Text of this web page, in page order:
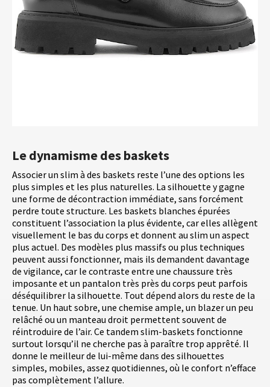
Le dynamisme des baskets
Associer un slim à des baskets reste l’une des options les
plus simples et les plus naturelles. La silhouette y gagne
une forme de décontraction immédiate, sans forcément
perdre toute structure. Les baskets blanches épurées
constituent l’association la plus évidente, car elles allègent
visuellement le bas du corps et donnent au slim un aspect
plus actuel. Des modèles plus massifs ou plus techniques
peuvent aussi fonctionner, mais ils demandent davantage
de vigilance, car le contraste entre une chaussure très
imposante et un pantalon très près du corps peut parfois
déséquilibrer la silhouette. Tout dépend alors du reste de la
tenue. Un haut sobre, une chemise ample, un blazer un peu
relâché ou un manteau droit permettent souvent de
réintroduire de l’air. Ce tandem slim-baskets fonctionne
surtout lorsqu’il ne cherche pas à paraître trop apprêté. Il
donne le meilleur de lui-même dans des silhouettes
simples, mobiles, assez quotidiennes, où le confort n’efface
pas complètement l’allure.